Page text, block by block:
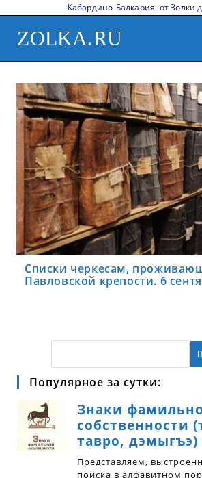
Кабардино-Балкария: от Золки
ZOLKA.RU
Списки черкесам,
Павловской крепости. 6
Популярное за сутки: